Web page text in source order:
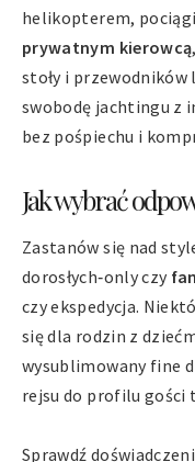
helikopterem,
prywatnym kierowcą
stoły i przewodników
swobodę jachtingu z
bez pośpiechu i
Jak wybrać
Zastanów się nad
dorosłych‑only czy
czy ekspedycja.
się dla rodzin z
wysublimowany fine
rejsu do profilu gości
Sprawdź